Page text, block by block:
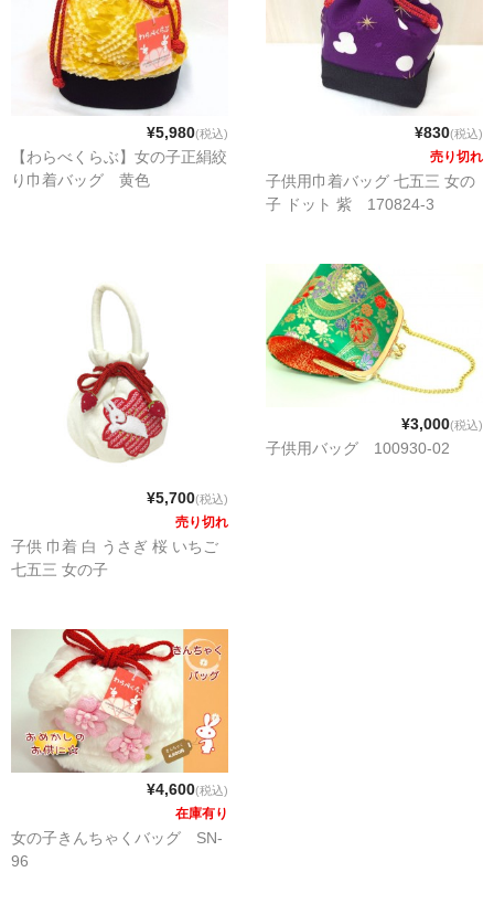
¥5,980(税込)
【わらべくらぶ】女の子正絹絞
り巾着バッグ 黄色
¥830(税込)
売り切れ
子供用巾着バッグ 七五三 女の
子 ドット 紫 170824-3
¥5,700(税込)
売り切れ
子供 巾着 白 うさぎ 桜 いちご
七五三 女の子
¥3,000(税込)
子供用バッグ 100930-02
¥4,600(税込)
在庫有り
女の子きんちゃくバッグ SN-
96